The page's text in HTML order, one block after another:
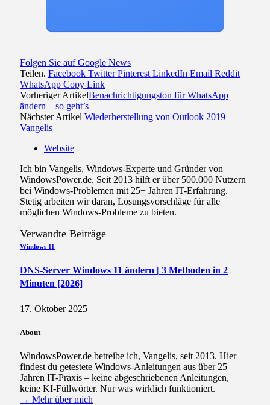
Folgen Sie auf Google News
Teilen. Facebook Twitter Pinterest LinkedIn Email Reddit
WhatsApp Copy Link
Vorheriger ArtikelBenachrichtigungston für WhatsApp
ändern – so geht’s
Nächster Artikel Wiederherstellung von Outlook 2019
Vangelis
Website
Ich bin Vangelis, Windows-Experte und Gründer von
WindowsPower.de. Seit 2013 hilft er über 500.000 Nutzern
bei Windows-Problemen mit 25+ Jahren IT-Erfahrung.
Stetig arbeiten wir daran, Lösungsvorschläge für alle
möglichen Windows-Probleme zu bieten.
Verwandte Beiträge
Windows 11
DNS-Server Windows 11 ändern | 3 Methoden in 2
Minuten [2026]
17. Oktober 2025
About
WindowsPower.de betreibe ich, Vangelis, seit 2013. Hier
findest du getestete Windows-Anleitungen aus über 25
Jahren IT-Praxis – keine abgeschriebenen Anleitungen,
keine KI-Füllwörter. Nur was wirklich funktioniert.
→ Mehr über mich